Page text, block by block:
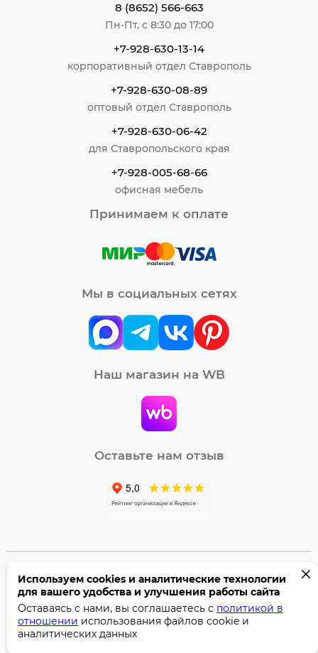
8 (8652) 566-663
Пн-Пт, с 8:30 до 17:00
+7-928-630-13-14
корпоративный отдел Ставрополь
+7-928-630-08-89
оптовый отдел Ставрополь
+7-928-630-06-42
для Ставропольского края
+7-928-005-68-66
офисная мебель
Принимаем к оплате
Мы в социальных сетях
Наш магазин на WB
Оставьте нам отзыв
©2005-2026 Бумага-С. Все права защищены.
Политика конфиденциальности
Поддержка сайта —
Используем cookies и аналитические технологии
для вашего удобства и улучшения работы сайта
Оставаясь с нами, вы соглашаетесь с политикой в
отношении использования файлов cookie и
аналитических данных